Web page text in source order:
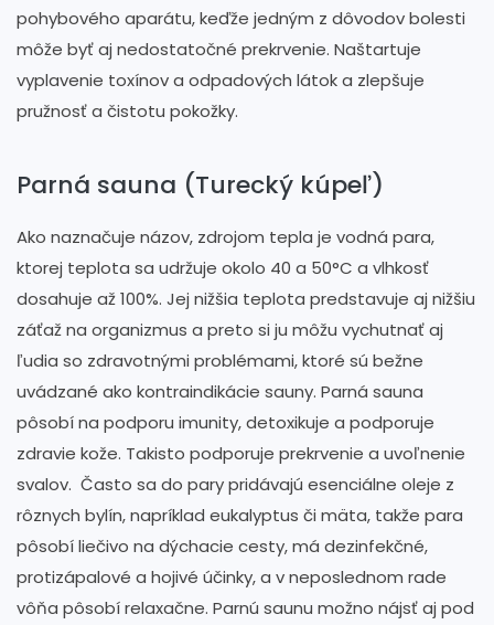
pohybového aparátu, keďže jedným z dôvodov bolesti
môže byť aj nedostatočné prekrvenie. Naštartuje
vyplavenie toxínov a odpadových látok a zlepšuje
pružnosť a čistotu pokožky.
Parná sauna (Turecký kúpeľ)
Ako naznačuje názov, zdrojom tepla je vodná para,
ktorej teplota sa udržuje okolo 40 a 50°C a vlhkosť
dosahuje až 100%. Jej nižšia teplota predstavuje aj nižšiu
záťaž na organizmus a preto si ju môžu vychutnať aj
ľudia so zdravotnými problémami, ktoré sú bežne
uvádzané ako kontraindikácie sauny. Parná sauna
pôsobí na podporu imunity, detoxikuje a podporuje
zdravie kože. Takisto podporuje prekrvenie a uvoľnenie
svalov. Často sa do pary pridávajú esenciálne oleje z
rôznych bylín, napríklad eukalyptus či mäta, takže para
pôsobí liečivo na dýchacie cesty, má dezinfekčné,
protizápalové a hojivé účinky, a v neposlednom rade
vôňa pôsobí relaxačne. Parnú saunu možno nájsť aj pod